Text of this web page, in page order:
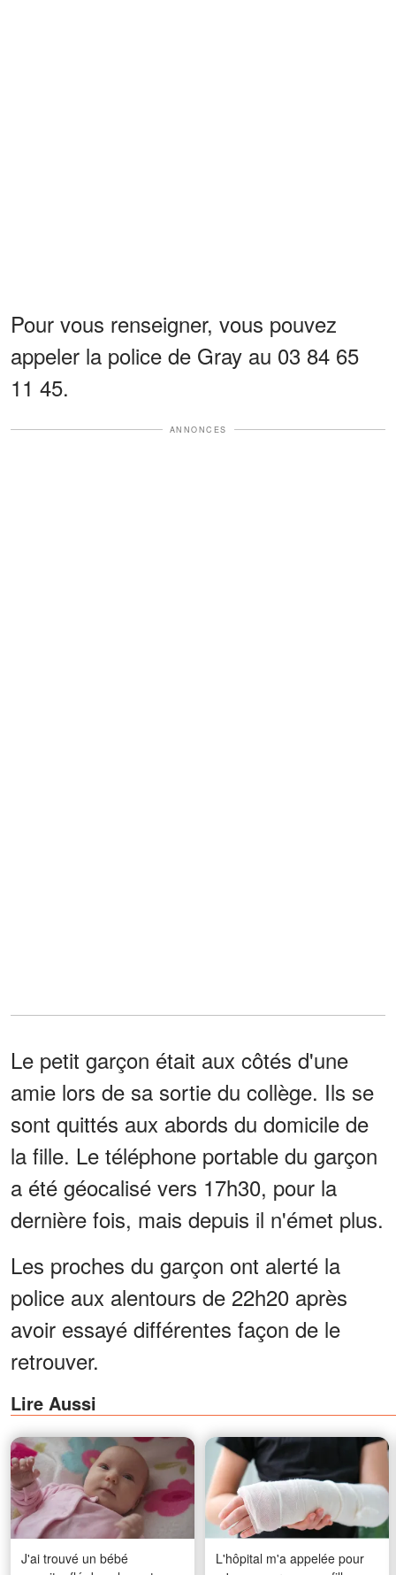
Pour vous renseigner, vous pouvez
appeler la police de Gray au 03 84 65
11 45.
ANNONCES
Le petit garçon était aux côtés d'une
amie lors de sa sortie du collège. Ils se
sont quittés aux abords du domicile de
la fille. Le téléphone portable du garçon
a été géocalisé vers 17h30, pour la
dernière fois, mais depuis il n'émet plus.
Les proches du garçon ont alerté la
police aux alentours de 22h20 après
avoir essayé différentes façon de le
retrouver.
Lire Aussi
J'ai trouvé un bébé
L'hôpital m'a appelée pour